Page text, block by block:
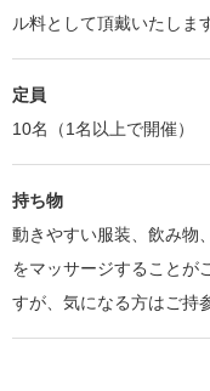
ル料として頂戴いたしま
定員
10名（1名以上で開催）
持ち物
動きやすい服装、飲み
をマッサージすることが
すが、気になる方はご持